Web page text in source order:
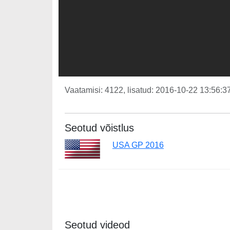
Vaatamisi: 4122, lisatud: 2016-10-22
Seotud võistlus
USA GP 2016
Seotud videod